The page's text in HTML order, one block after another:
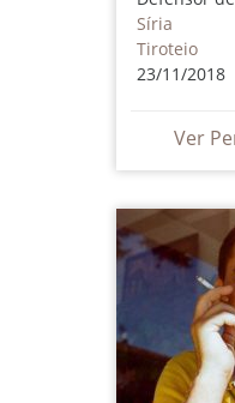
Síria
Tiroteio
23/11/2018
Ver